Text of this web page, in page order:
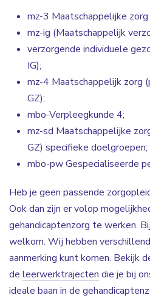
mz-3 Maatschappelijke
mz-ig (Maatschappelijk
verzorgende individuele
IG);
mz-4 Maatschappelijk zorg
GZ);
mbo-Verpleegkunde 4;
mz-sd Maatschappelijke
GZ) specifieke doelgroepen;
mbo-pw Gespecialiseerde
Heb je geen passende
Ook dan zijn er volop
gehandicaptenzorg te werken.
welkom. Wij hebben
aanmerking kunt komen. Bekijk
de leerwerktrajecten die je bij
ideale baan in de